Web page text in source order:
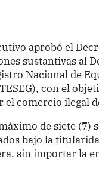
aprobó el
sustantivas al
Nacional de
con el
comercio ilegal
de siete (7)
bajo la
sin importar la